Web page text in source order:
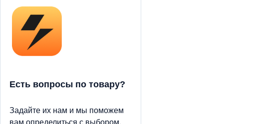
Есть вопросы по товару?
Задайте их нам и мы поможем
вам определиться с выбором.